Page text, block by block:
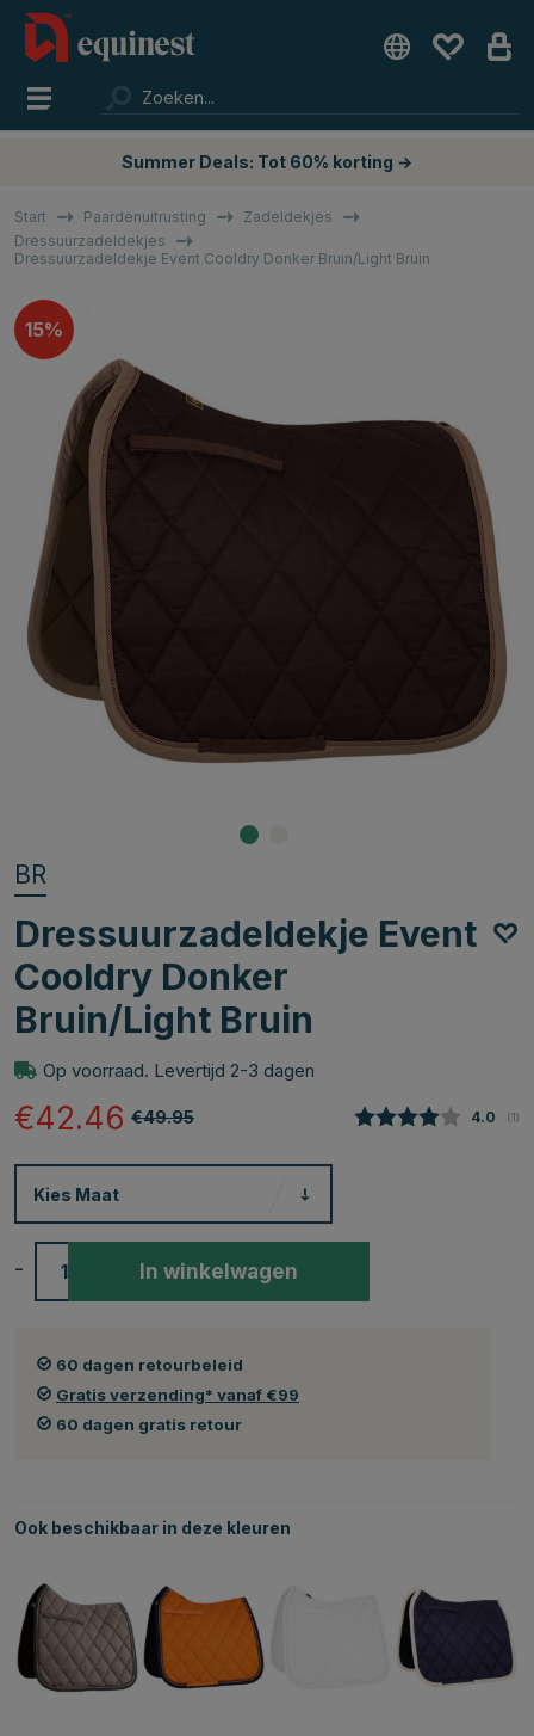
Summer Deals: Tot 60% korting →
Start Paardenuitrusting
Zadeldekjes
Dressuurzadeldekjes
Dressuurzadeldekje Event Cooldry Donker Bruin/Light Bruin
15%
BR
Dressuurzadeldekje Event
Cooldry Donker
Bruin/Light Bruin
Op voorraad. Levertijd 2-3 dagen
€49.95
€42.46 4.0 (1)
Kies Maat
- In winkelwagen
60 dagen retourbeleid
Gratis verzending* vanaf €99
60 dagen gratis retour
Ook beschikbaar in deze kleuren